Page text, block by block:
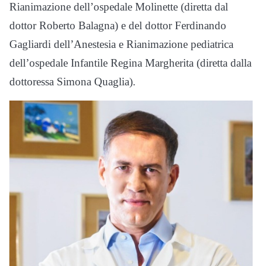
Rianimazione dell’ospedale Molinette (diretta dal
dottor Roberto Balagna) e del dottor Ferdinando
Gagliardi dell’Anestesia e Rianimazione pediatrica
dell’ospedale Infantile Regina Margherita (diretta dalla
dottoressa Simona Quaglia).